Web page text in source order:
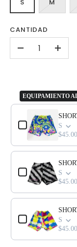
S
M
CANTIDAD
+
EQUIPAMIENTO
Use the Previous
S
S
S